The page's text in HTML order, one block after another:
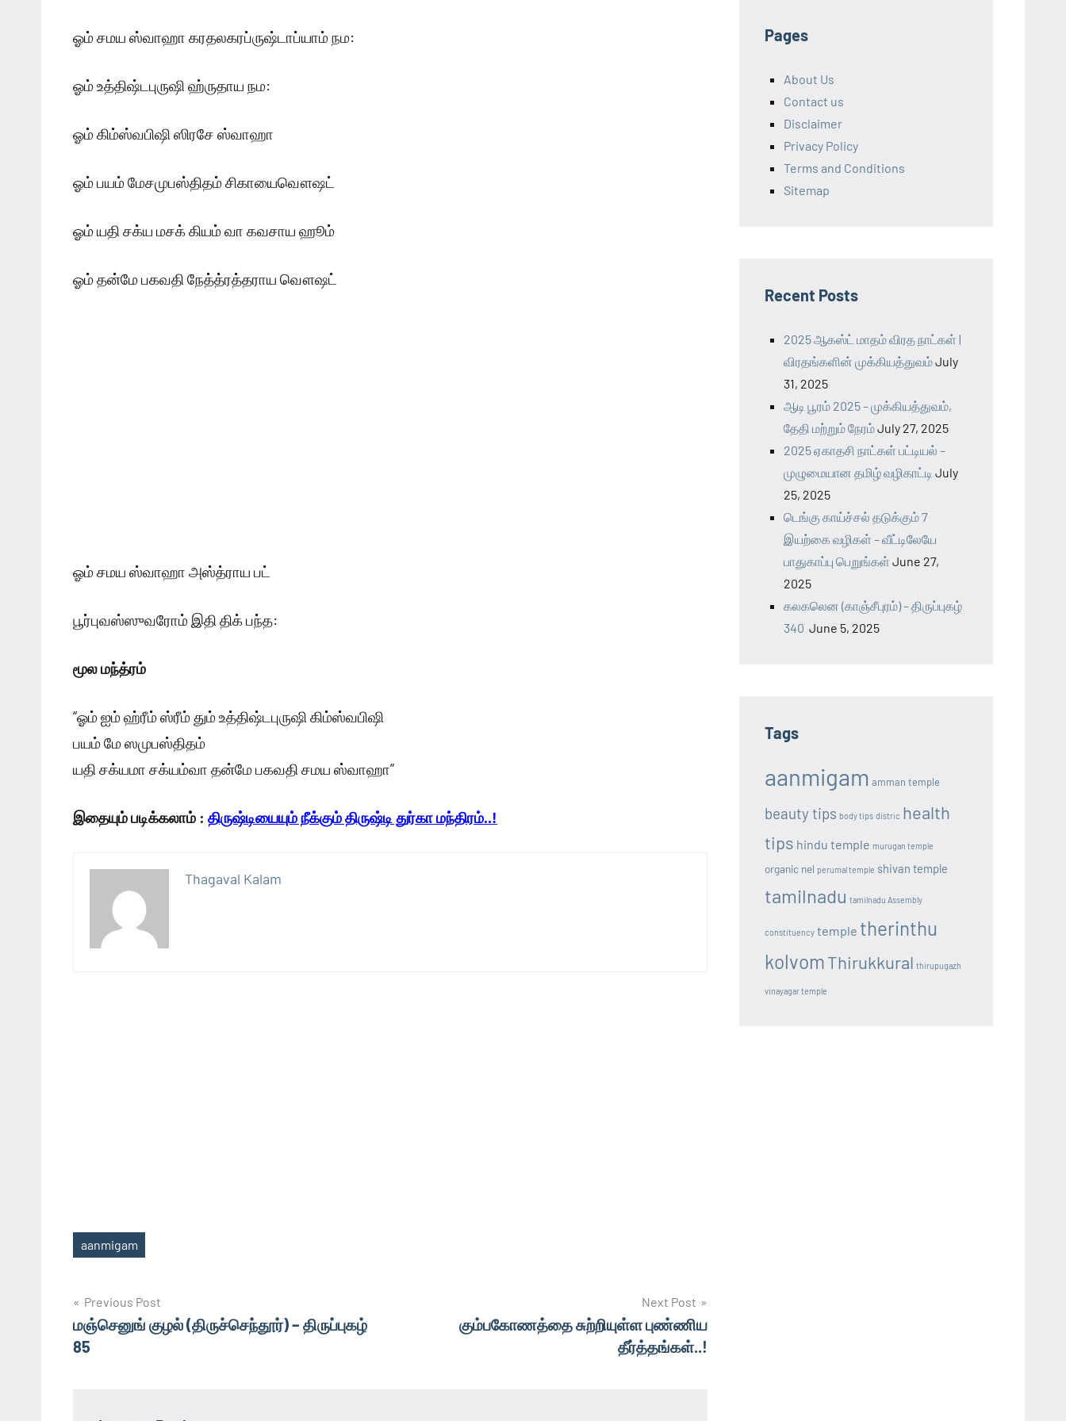
ஓம் சமய ஸ்வாஹா கரதலகரப்ருஷ்டாப்யாம் நம:
ஓம் உத்திஷ்டபுருஷி ஹ்ருதாய நம:
ஓம் கிம்ஸ்வபிஷி ஸிரசே ஸ்வாஹா
ஓம் பயம் மேசமுபஸ்திதம் சிகாயைவௌஷட்
ஓம் யதி சக்ய மசக் கியம் வா கவசாய ஹூம்
ஓம் தன்மே பகவதி நேத்த்ரத்தராய வௌஷட்
ஓம் சமய ஸ்வாஹா அஸ்த்ராய பட்
பூர்புவஸ்ஸுவரோம் இதி திக் பந்த:
மூல மந்த்ரம்
“ஓம் ஐம் ஹ்ரீம் ஸ்ரீம் தும் உத்திஷ்டபுருஷி கிம்ஸ்வபிஷி
பயம் மே ஸமுபஸ்திதம்
யதி சக்யமா சக்யம்வா தன்மே பகவதி சமய ஸ்வாஹா”
இதையும் படிக்கலாம் : திருஷ்டியையும் நீக்கும் திருஷ்டி துர்கா மந்திரம்..!
Thagaval Kalam
Tags
aanmigam
Post
navigation
Previous Post
மஞ்செனுங் குழல் (திருச்செந்தூர்) – திருப்புகழ்
85
Next Post
கும்பகோணத்தை சுற்றியுள்ள புண்ணிய
தீர்த்தங்கள்..!
Pages
About Us
Contact us
Disclaimer
Privacy Policy
Terms and Conditions
Sitemap
Recent Posts
2025 ஆகஸ்ட் மாதம் விரத நாட்கள் |
விரதங்களின் முக்கியத்துவம்July
31, 2025
ஆடி பூரம் 2025 – முக்கியத்துவம்,
தேதி மற்றும் நேரம்July 27, 2025
2025 ஏகாதசி நாட்கள் பட்டியல் –
முழுமையான தமிழ் வழிகாட்டி July
25, 2025
டெங்கு காய்ச்சல் தடுக்கும் 7
இயற்கை வழிகள் – வீட்டிலேயே
பாதுகாப்பு பெறுங்கள் June 27,
2025
கலகலென (காஞ்சீபுரம்) – திருப்புகழ்
340 June 5, 2025
Tags
aanmigam amman temple
beauty tips body tips distric health
tips hindu temple murugan temple
organic nel perumal temple shivan temple
tamilnadu tamilnadu Assembly
constituency temple therinthu
kolvomThirukkural thirupugazh
vinayagar temple